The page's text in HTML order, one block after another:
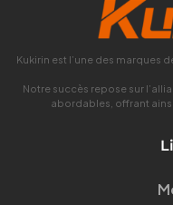
Kukirin est l’une des marques
Notre succès repose sur
abordables, offrant